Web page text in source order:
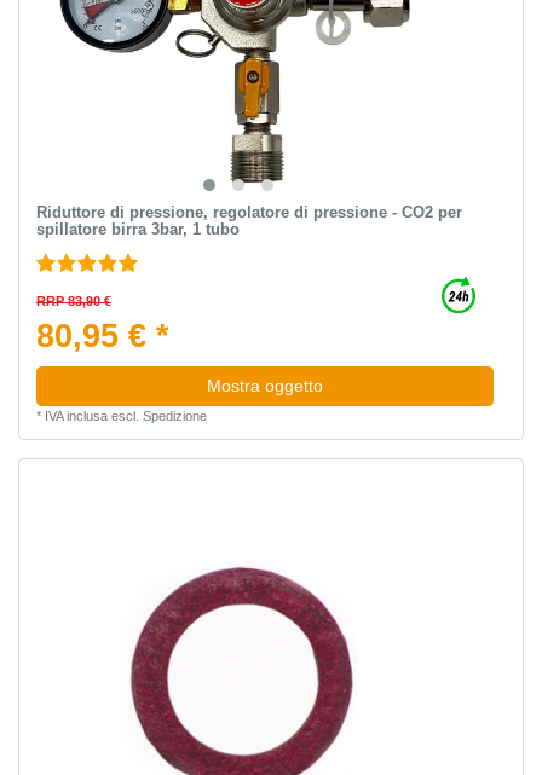
Riduttore di pressione, regolatore di pressione - CO2 per
spillatore birra 3bar, 1 tubo
RRP 83,90 €
80,95 € *
Mostra oggetto
* IVA inclusaescl. Spedizione